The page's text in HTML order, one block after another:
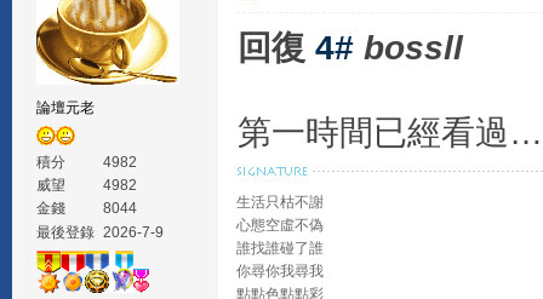
論壇元老
積分
4982
威望
4982
金錢
8044
最後登錄 2026-7-9
回復 4# bossll
第一時間已經看過
生活只枯不謝
心態空虛不偽
誰找誰碰了誰
你尋你我尋我
點點色點點彩